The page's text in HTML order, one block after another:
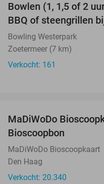
Bowlen (1, 1,5 of 2
BBQ of steengrillen
Bowling Westerpark
Zoetermeer (7 km)
Verkocht: 161
MaDiWoDo
Bioscoopbon
MaDiWoDo Bioscoopkaart
Den Haag
Verkocht: 20.340